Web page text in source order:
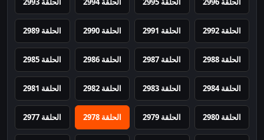
الحلقة 2992 الحلقة 2991 الحلقة 2990 الحلقة 2989
الحلقة 2988 الحلقة 2987 الحلقة 2986 الحلقة 2985
الحلقة 2984 الحلقة 2983 الحلقة 2982 الحلقة 2981
الحلقة 2980 الحلقة 2979 الحلقة 2978 الحلقة 2977